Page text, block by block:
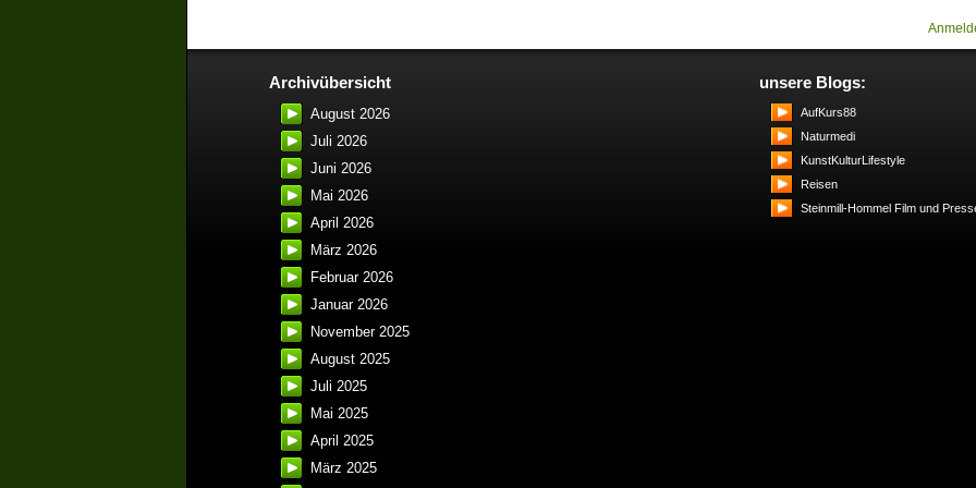
Archivübersicht
August 2026
Juli 2026
Juni 2026
Mai 2026
April 2026
März 2026
Februar 2026
Januar 2026
November 2025
August 2025
Juli 2025
Mai 2025
April 2025
März 2025
unsere Blogs:
AufKurs88
Naturmedi
KunstKulturLifestyle
Reisen
Steinmill-Hommel Film und